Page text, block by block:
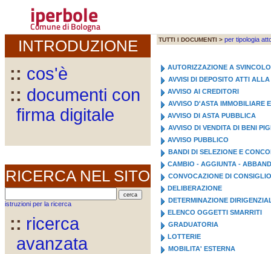
iperbole
Comune di Bologna
INTRODUZIONE
:: cos'è
:: documenti con
firma digitale
RICERCA NEL SITO
istruzioni per la ricerca
:: ricerca
avanzata
TUTTI I DOCUMENTI > per tipologia
AUTORIZZAZIONE A
AVVISI DI DEPOSITO ATTI
AVVISO AI CREDITORI
AVVISO D'ASTA IMMOBILIARE
AVVISO DI ASTA PUBBLICA
AVVISO DI VENDITA DI BENI
AVVISO PUBBLICO
BANDI DI SELEZIONE E
CAMBIO - AGGIUNTA -
CONVOCAZIONE DI CONSIGLIO
DELIBERAZIONE
DETERMINAZIONE
ELENCO OGGETTI SMARRITI
GRADUATORIA
LOTTERIE
MOBILITA' ESTERNA